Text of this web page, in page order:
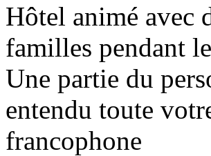
Hôtel animé avec
familles pendant
Une partie du
entendu toute
francophone